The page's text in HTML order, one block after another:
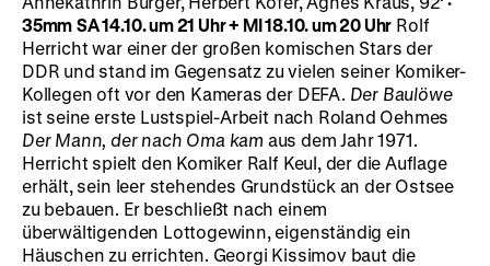
35mm SA 14.10. um 21 Uhr + MI 18.10. um 20 Uhr Rolf
Herricht war einer der großen komischen Stars der
DDR und stand im Gegensatz zu vielen seiner Komiker-
Kollegen oft vor den Kameras der DEFA. Der Baulöwe
ist seine erste Lustspiel-Arbeit nach Roland Oehmes
Der Mann, der nach Oma kam aus dem Jahr 1971.
Herricht spielt den Komiker Ralf Keul, der die Auflage
erhält, sein leer stehendes Grundstück an der Ostsee
zu bebauen. Er beschließt nach einem
überwältigenden Lottogewinn, eigenständig ein
Häuschen zu errichten. Georgi Kissimov baut die